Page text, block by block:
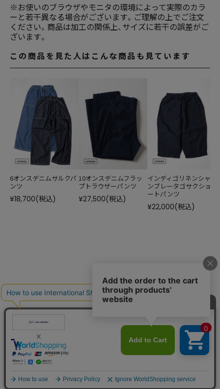
※お使いのブラウザやモニタの環境によって実際のカラ
ーと若干異なる場合がございます。ご理解の上でご注文
ください。商品は加工の関係上、サイズに若干の誤差がご
ざいます。
この商品を見た人はこんな商品も見ています
6オンスデニムサルクパ
ンツ
¥18,700(税込)
10オンスデニムフラッ
プトラウザーパンツ
¥27,500(税込)
インディゴリネンシャ
ンブレータゴサクショ
ートパンツ
¥22,000(税込)